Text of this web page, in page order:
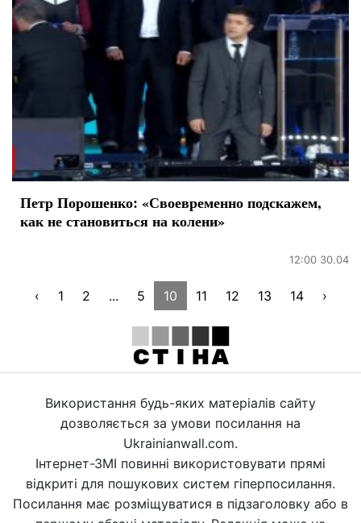
Петр Порошенко: «Своевременно подскажем,
как не становиться на колени»
12:00 30.04
‹ 1 2 ... 5 10 11 12 13 14 ›
Використання будь-яких матеріалів сайту
дозволяється за умови посилання на
Ukrainianwall.com.
Інтернет-ЗМІ повинні використовувати прямі
відкриті для пошукових систем гіперпосилання.
Посилання має розміщуватися в підзаголовку або в